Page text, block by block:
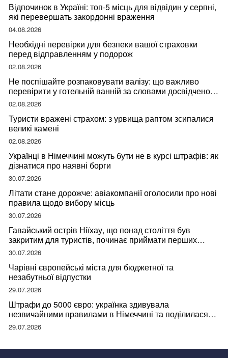
Відпочинок в Україні: топ-5 місць для відвідин у серпні,
які перевершать закордонні враження
04.08.2026
Необхідні перевірки для безпеки вашої страховки
перед відправленням у подорож
02.08.2026
Не поспішайте розпаковувати валізу: що важливо
перевірити у готельній ванній за словами досвідченої
мандрівниці
02.08.2026
Туристи вражені страхом: з урвища раптом зсипалися
великі камені
02.08.2026
Українці в Німеччині можуть бути не в курсі штрафів: як
дізнатися про наявні борги
30.07.2026
Літати стане дорожче: авіакомпанії оголосили про нові
правила щодо вибору місць
30.07.2026
Гавайський острів Ніїхау, що понад століття був
закритим для туристів, починає приймати перших
відвідувачів
30.07.2026
Чарівні європейські міста для бюджетної та
незабутньої відпустки
29.07.2026
Штрафи до 5000 євро: українка здивувала
незвичайними правилами в Німеччині та поділилася
правдою
29.07.2026